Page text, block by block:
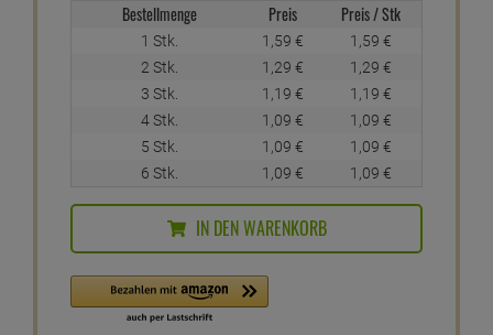
Bestellmenge Preis Preis / Stk
1 Stk. 1, 59 € 1, 59 €
2 Stk.
1, 29 € 1, 29 €
3 Stk.
1, 19 € 1, 19 €
4 Stk.
1, 09 € 1, 09 €
5 Stk.
1, 09 € 1, 09 €
6 Stk.
1, 09 € 1, 09 €
IN DEN WARENKORB